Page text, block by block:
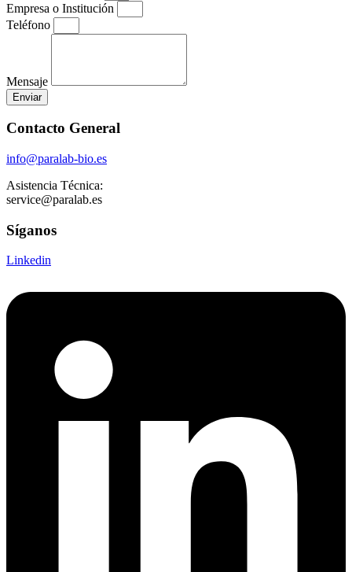
Empresa o Institución
Teléfono
Mensaje
Enviar
Contacto General
info@paralab-bio.es
Asistencia Técnica:
service@paralab.es
Síganos
Linkedin